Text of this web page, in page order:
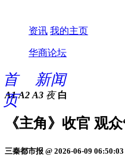
资讯 我的主页
华商论坛
首
页
新闻
A1 A2 A3 夜 白
《主角》收官 观
三秦都市报 @ 2026-06-09 06:50:03